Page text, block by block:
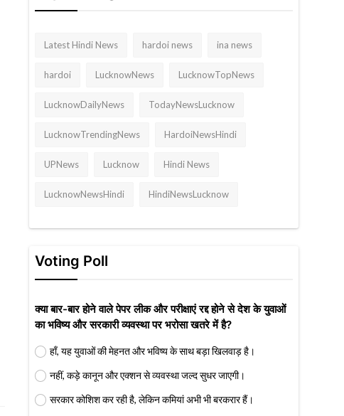
Latest Hindi News hardoi news ina news
hardoi LucknowNews LucknowTopNews
LucknowDailyNews TodayNewsLucknow
LucknowTrendingNews HardoiNewsHindi
UPNews Lucknow Hindi News
LucknowNewsHindi HindiNewsLucknow
Voting Poll
क्या बार-बार होने वाले पेपर लीक और परीक्षाएं रद्द होने से देश के युवाओं
का भविष्य और सरकारी व्यवस्था पर भरोसा खतरे में है?
हाँ, यह युवाओं की मेहनत और भविष्य के साथ बड़ा खिलवाड़ है।
नहीं, कड़े कानून और एक्शन से व्यवस्था जल्द सुधर जाएगी।
सरकार कोशिश कर रही है, लेकिन कमियां अभी भी बरकरार हैं।